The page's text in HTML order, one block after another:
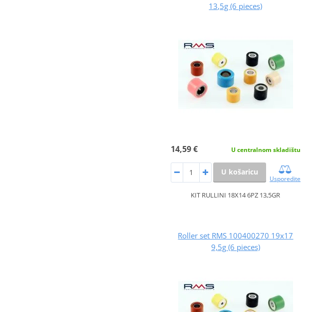
13,5g (6 pieces)
14,59 € U centralnom skladištu
U košaricu
Usporedite
KIT RULLINI 18X14 6PZ 13,5GR
Roller set RMS 100400270 19x17
9,5g (6 pieces)